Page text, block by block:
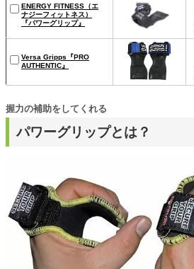
ENERGY FITNESS（エ
ナジーフィットネス）
『パワーグリップ』
Versa Gripps『PRO
AUTHENTIC』
パワーグリップとは？
握力の補助をしてくれる